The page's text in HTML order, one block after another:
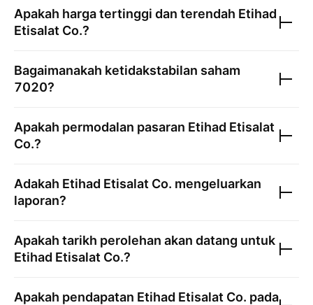
Apakah harga tertinggi dan terendah Etihad
Etisalat Co.?
Bagaimanakah ketidakstabilan saham
7020?
Apakah permodalan pasaran Etihad Etisalat
Co.?
Adakah Etihad Etisalat Co. mengeluarkan
laporan?
Apakah tarikh perolehan akan datang untuk
Etihad Etisalat Co.?
Apakah pendapatan Etihad Etisalat Co. pada